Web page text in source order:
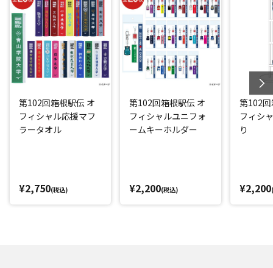
第102回箱根駅伝 オ
フィシャル応援マフ
ラータオル
¥2,750(税込)
第102回箱根駅伝 オ
フィシャルユニフォ
ームキーホルダー
¥2,200(税込)
第102
フィシ
り
¥2,200